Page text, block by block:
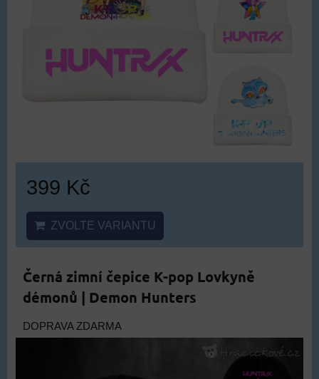
399 Kč
ZVOLTE VARIANTU
Černá zimní čepice K-pop Lovkyně
démonů | Demon Hunters
DOPRAVA ZDARMA